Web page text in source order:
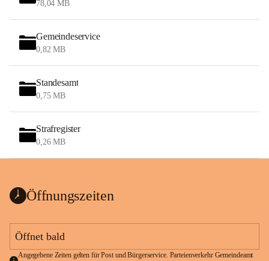
78,04 MB
Gemeindeservice
0,82 MB
Standesamt
0,75 MB
Strafregister
0,26 MB
Öffnungszeiten
Öffnet bald
Angegebene Zeiten gelten für Post und Bürgerservice. Parteienverkehr Gemeindeamt